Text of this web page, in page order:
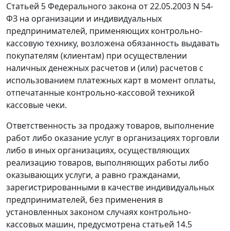
Статьей 5Федерального закона от 22.05.2003 N 54-
ФЗ на организации и индивидуальных
предпринимателей, применяющих контрольно-
кассовую технику, возложена обязанность выдавать
покупателям (клиентам) при осуществлении
наличных денежных расчетов и (или) расчетов с
использованием платежных карт в момент оплаты,
отпечатанные контрольно-кассовой техникой
кассовые чеки.
Ответственность за продажу товаров, выполнение
работ либо оказание услуг в организациях торговли
либо в иных организациях, осуществляющих
реализацию товаров, выполняющих работы либо
оказывающих услуги, а равно гражданами,
зарегистрированными в качестве индивидуальных
предпринимателей, без применения в
установленных законом случаях контрольно-
кассовых машин, предусмотрена статьей 14.5